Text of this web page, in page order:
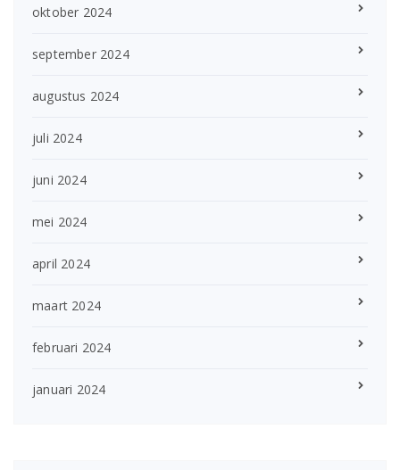
oktober 2024
september 2024
augustus 2024
juli 2024
juni 2024
mei 2024
april 2024
maart 2024
februari 2024
januari 2024